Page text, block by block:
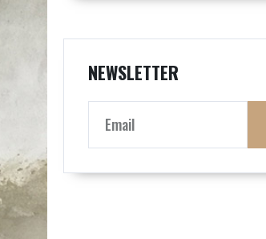
NEWSLETTER